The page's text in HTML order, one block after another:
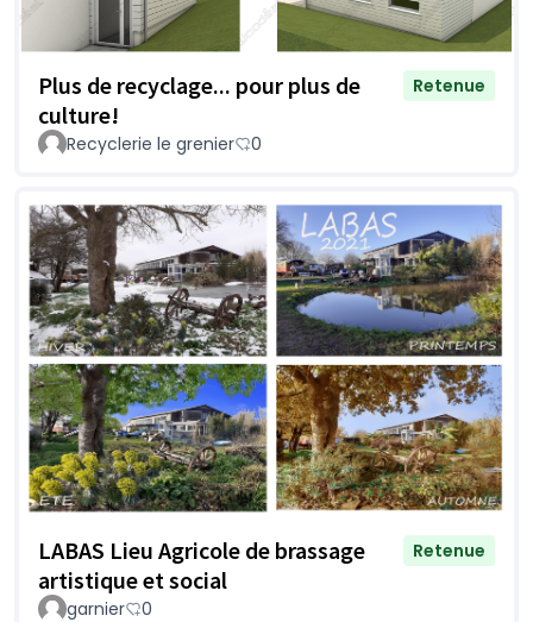
Plus de recyclage... pour plus de
culture!
Retenue
Recyclerie le grenier 0
LABAS Lieu Agricole de brassage
artistique et social
Retenue
garnier 0